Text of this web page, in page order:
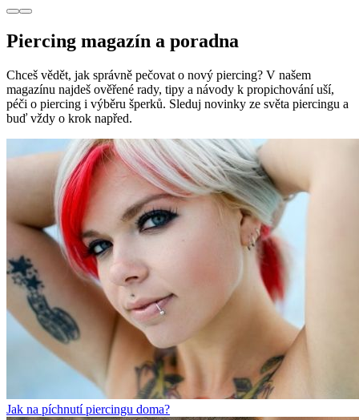
Piercing magazín a poradna
Chceš vědět, jak správně pečovat o nový piercing? V našem
magazínu najdeš ověřené rady, tipy a návody k propichování uší,
péči o piercing i výběru šperků. Sleduj novinky ze světa piercingu a
buď vždy o krok napřed.
Jak na píchnutí piercingu doma?